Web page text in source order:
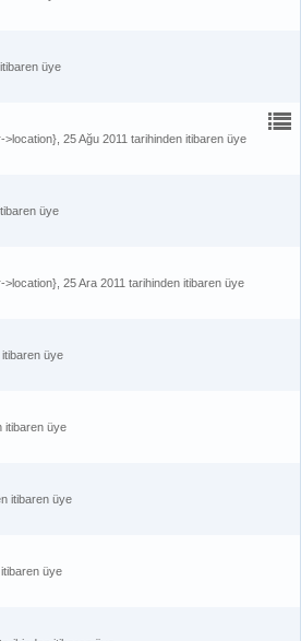
üye
>location} 25 Ağu 2011 tarihinden itibaren üye
üye
>location} 25 Ara 2011 tarihinden itibaren üye
üye
itibaren üye
itibaren üye
üye